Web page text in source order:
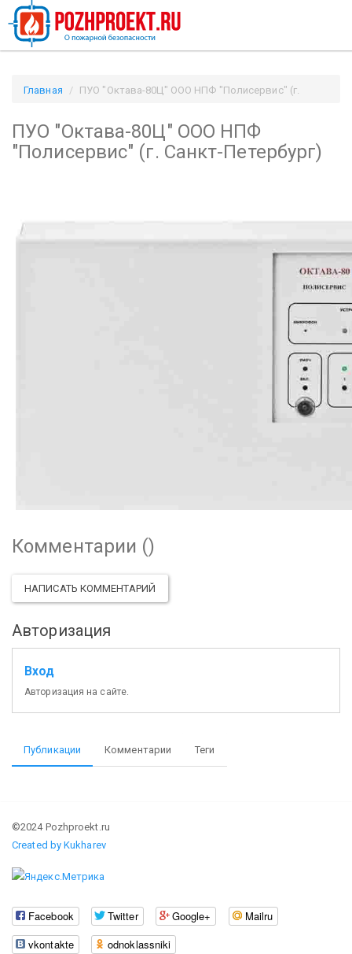
Главная
ПУО "Октава-80Ц" ООО НПФ "Полисервис" (г.
ПУО "Октава-80Ц" ООО НПФ
"Полисервис" (г. Санкт-Петербург)
Комментарии ()
НАПИСАТЬ КОММЕНТАРИЙ
Авторизация
Вход
Авторизация на сайте.
Публикации Комментарии Теги
©2024 Pozhproekt.ru
Created by Kukharev
Facebook Twitter Google+
Mailru
vkontakte
odnoklassniki